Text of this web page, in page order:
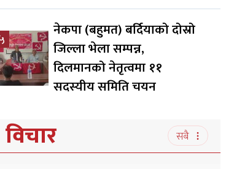
नेकपा (बहुमत) बर्दियाको दोस्रो
जिल्ला भेला सम्पन्न,
दिलमानको नेतृत्वमा ११
सदस्यीय समिति चयन
विचार सबै